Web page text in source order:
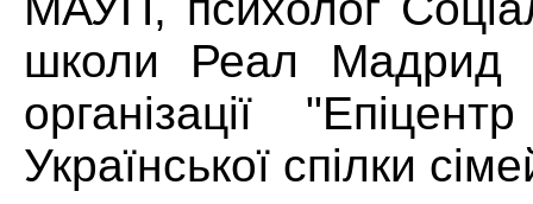
школи Реал Мадрид
організації
Української спілки